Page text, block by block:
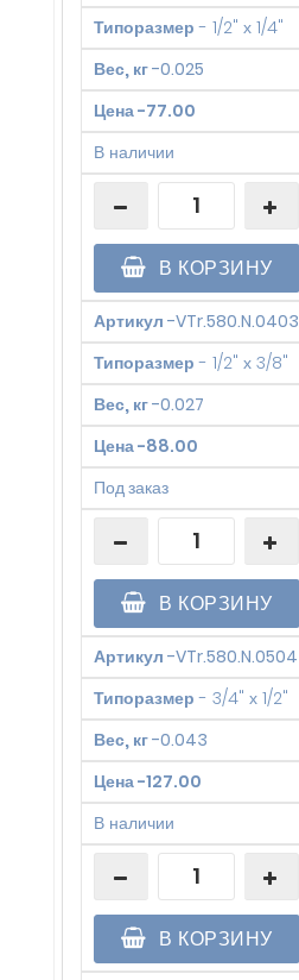
Типоразмер - 1/2" х 1/4"
Вес, кг-0.025
Цена-77.00
В наличии
В КОРЗИНУ
Артикул -VTr.580.N.0403
Типоразмер - 1/2" х 3/8"
Вес, кг-0.027
Цена-88.00
Под заказ
В КОРЗИНУ
Артикул -VTr.580.N.0504
Типоразмер - 3/4" х 1/2"
Вес, кг-0.043
Цена-127.00
В наличии
В КОРЗИНУ